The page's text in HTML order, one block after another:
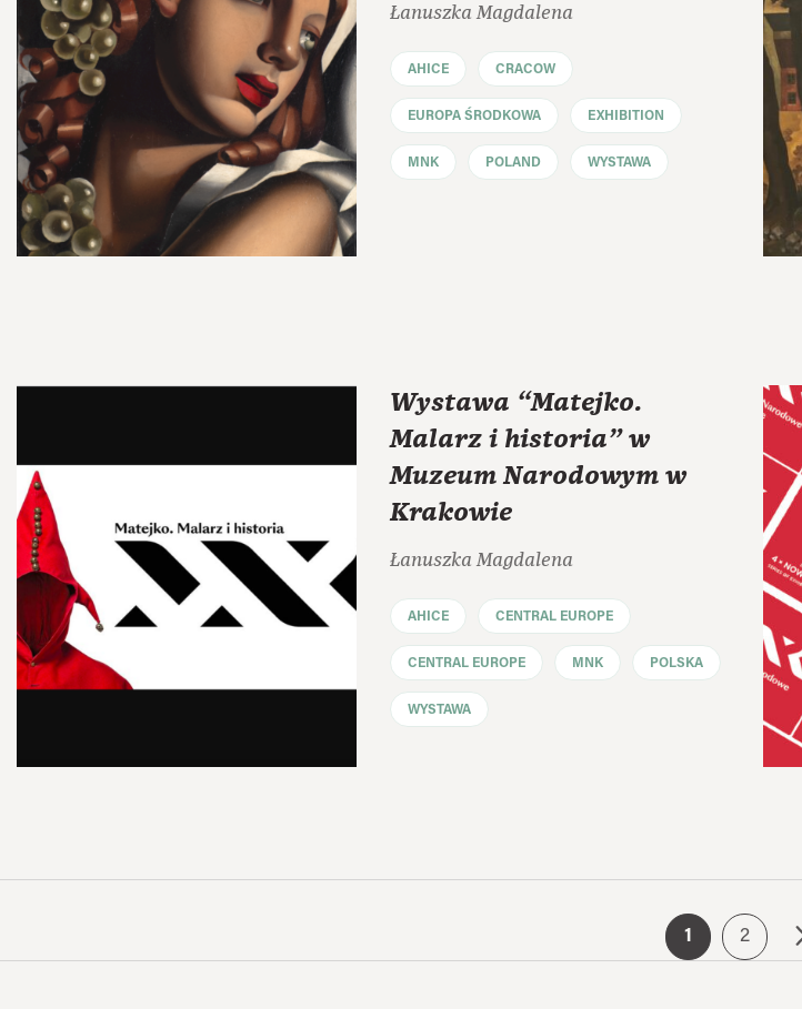
Łanuszka Magdalena
AHICE CRACOW
EUROPA ŚRODKOWA EXHIBITION
MNK POLAND WYSTAWA
Wystawa “Matejko.
Malarz i historia” w
Muzeum Narodowym w
Krakowie
Łanuszka Magdalena
AHICE CENTRAL EUROPE
CENTRAL EUROPE MNK POLSKA
WYSTAWA
1 2